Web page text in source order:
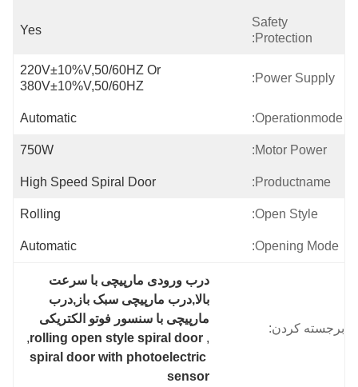
Safety
Protection:
Yes
Power Supply:
220V±10%V,50/60HZ Or
380V±10%V,50/60HZ
Operationmode:
Automatic
Motor Power:
750W
Productname:
High Speed Spiral Door
Open Style:
Rolling
Opening Mode:
Automatic
برجسته کردن:
درب ورودی مارپیچی با سرعت
بالا,درب مارپیچی سبک باز,درب
مارپیچی با سنسور فوتو الکتریکی
,
rolling open style spiral door
,
spiral door with photoelectric
sensor